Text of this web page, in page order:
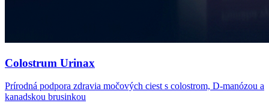
Colostrum Urinax
Prírodná podpora zdravia močových ciest s colostrom, D-manózou a
kanadskou brusinkou